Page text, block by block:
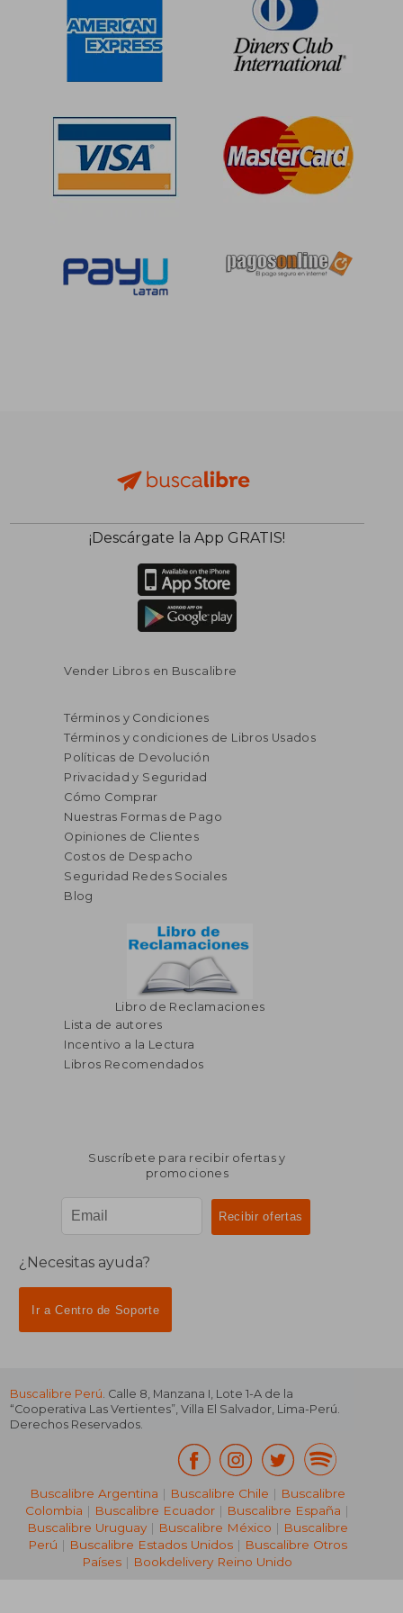
55%
dcto.
S/ 218,17
¡Descárgate la App GRATIS!
Vender Libros en Buscalibre
Términos y Condiciones
Términos y condiciones de Libros Usados
Políticas de Devolución
Privacidad y Seguridad
Cómo Comprar
Nuestras Formas de Pago
Opiniones de Clientes
Costos de Despacho
Seguridad Redes Sociales
Blog
Libro de Reclamaciones
Lista de autores
Incentivo a la Lectura
Libros Recomendados
Suscríbete para recibir ofertas y
promociones
¿Necesitas ayuda?
Ir a Centro de Soporte
Buscalibre Perú. Calle 8, Manzana I, Lote 1-A de la
“Cooperativa Las Vertientes”, Villa El Salvador, Lima-Perú.
Derechos Reservados.
Buscalibre Argentina | Buscalibre Chile | Buscalibre
Colombia | Buscalibre Ecuador | Buscalibre España |
Buscalibre Uruguay| Buscalibre México | Buscalibre
Perú | Buscalibre Estados Unidos| Buscalibre Otros
Países | Bookdelivery Reino Unido